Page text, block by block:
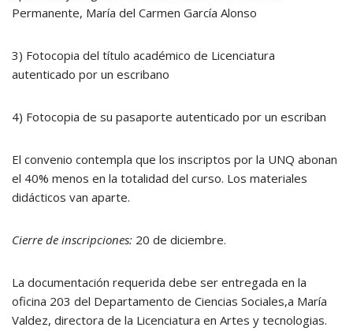
Permanente, María del Carmen García Alonso
3) Fotocopia del título académico de Licenciatura
autenticado por un escribano
4) Fotocopia de su pasaporte autenticado por un escriban
El convenio contempla que los inscriptos por la UNQ abonan
el 40% menos en la totalidad del curso. Los materiales
didácticos van aparte.
Cierre de inscripciones: 20 de diciembre.
La documentación requerida debe ser entregada en la
oficina 203 del Departamento de Ciencias Sociales,a María
Valdez, directora de la Licenciatura en Artes y tecnologias.